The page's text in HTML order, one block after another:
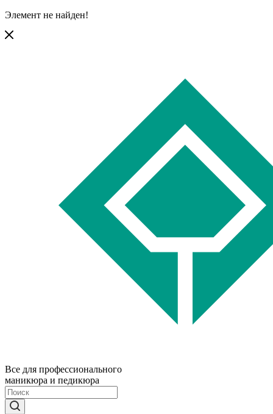
Элемент не найден!
Все для профессионального
маникюра и педикюра